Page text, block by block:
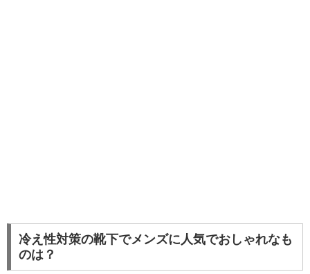
冷え性対策の靴下でメンズに人気でおしゃれなも
のは？